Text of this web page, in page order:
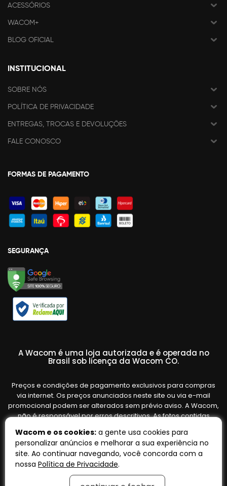
ACESSÓRIOS
WACOM+
BLOG OFICIAL
INSTITUCIONAL
SOBRE NÓS
POLÍTICA DE PRIVACIDADE
ENTREGAS, TROCAS E DEVOLUÇÕES
FALE CONOSCO
FORMAS DE PAGAMENTO
SEGURANÇA
A Wacom é uma loja autorizada e é operada no
Brasil sob licença da Wacom CO.
Preços e condições de pagamento exclusivos para compras
via internet. Os preços anunciados neste site ou via e-mail
promocional podem ser alterados sem prévio aviso. A Wacom,
não é responsável por erros descritivos. As fotos contidas
variar de acordo com o fornecedor/lote do fabricante. Ofertas
válidas até o término de nossos estoques. Vendas sujeitas à
análise e confirmação de dados.
Wacom e os cookies: a gente usa cookies para
personalizar anúncios e melhorar a sua experiência no
site. Ao continuar navegando, você concorda com a
nossa Política de Privacidade.